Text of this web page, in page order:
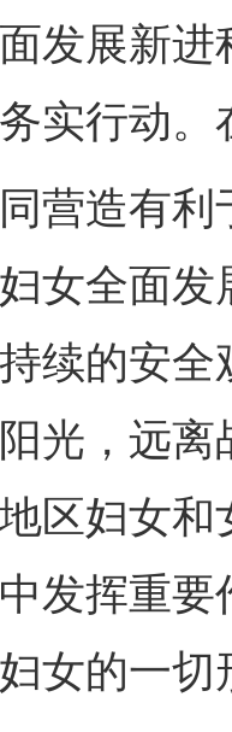
发展新
实行动
造有利
女全面
续的安
光，远
区妇女
发挥重
女的一